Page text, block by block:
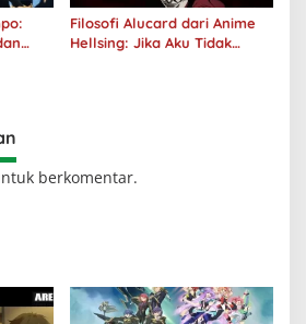
Filosofi Alucard dari Anime
Hellsing: Jika Aku Tidak
berkomentar.